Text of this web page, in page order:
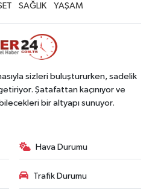
SAĞLIK YAŞAM
sizleri buluştururken, sadelik
Şatafattan kaçınıyor ve
bir altyapı sunuyor.
Hava Durumu
Trafik Durumu